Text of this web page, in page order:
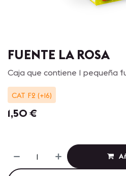
FUENTE LA ROSA
Caja que contiene 1 pequeña
CAT F2 (+16)
1,50 €